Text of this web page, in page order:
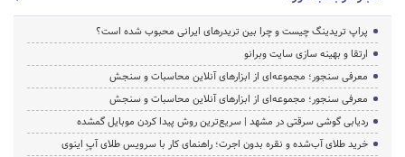
پراپ تریدینگ چیست و چرا بین تریدرهای ایرانی محبوب شده است؟
ارتقا و بهینه سازی سایت وبرانو
معرفی سنجور؛ مجموعه‌ای از ابزارهای آنلاین محاسبات و سنجش
معرفی سنجور؛ مجموعه‌ای از ابزارهای آنلاین محاسبات و سنجش
ردیابی گوشی سرقتی در مشهد | سریع‌ترین روش پیدا کردن موبایل گمشده
خرید طلای آب‌شده و نقره بدون اجرت؛ راهنمای کار با سرویس طلای آپِ اینوی